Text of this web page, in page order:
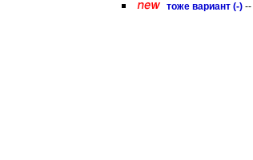
тоже вариант (-) --